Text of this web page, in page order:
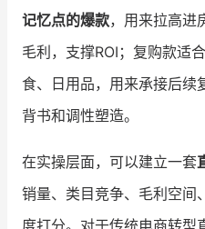
记忆点的爆款，用来拉高进
毛利，支撑ROI；复购款适
食、日用品，用来承接后续
背书和调性塑造。
在实操层面，可以建立一套
销量、类目竞争、毛利空间
度打分。对于传统电商转型